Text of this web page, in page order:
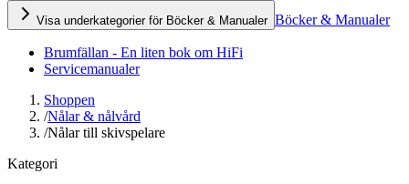
Visa underkategorier för Böcker & Manualer Böcker & Manualer
Brumfällan - En liten bok om HiFi
Servicemanualer
Shoppen
/Nålar & nålvård
/Nålar till skivspelare
Kategori